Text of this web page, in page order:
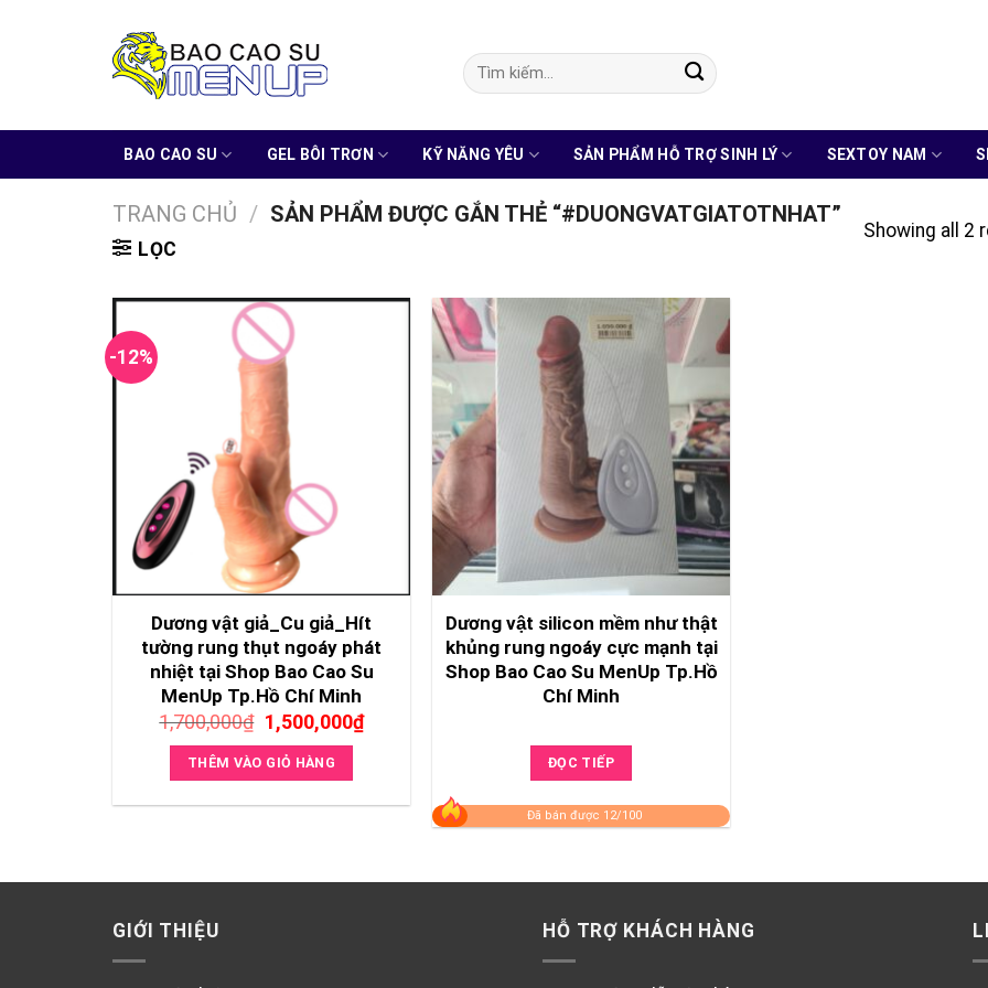
Tìm
kiếm:
BAO CAO SU GEL BÔI TRƠN KỸ NĂNG YÊU SẢN PHẨM HỖ TRỢ SINH LÝ SEXTOY NAM
TRANG CHỦ / SẢN PHẨM ĐƯỢC GẮN THẺ “#DUONGVATGIATOTNHAT”
LỌC
Showing all 2
-12%
Dương vật giả_Cu giả_Hít
tường rung thụt ngoáy phát
nhiệt tại Shop Bao Cao Su
MenUp Tp.Hồ Chí Minh
1,700,000₫ Giá
gốc
là:
1,700,000₫.
1,500,000₫Giá
hiện
1,500,000₫.
THÊM VÀO GIỎ HÀNG
Dương vật silicon mềm như thật
khủng rung ngoáy cực mạnh tại
Shop Bao Cao Su MenUp Tp.Hồ
Chí Minh
ĐỌC TIẾP
Đã bán được 12/100
GIỚI THIỆU HỖ TRỢ KHÁCH HÀNG